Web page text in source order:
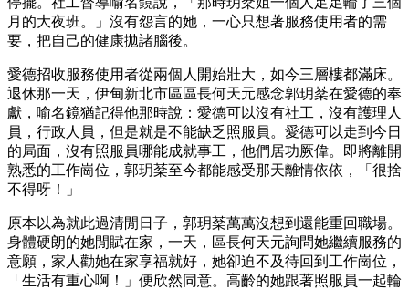
月的大夜班。」沒有怨言的她，一心只想著服務使用者的需
要，把自己的健康拋諸腦後。
愛德招收服務使用者從兩個人開始壯大，如今三層樓都滿床。
退休那一天，伊甸新北市區區長何天元感念郭玥棻在愛德的奉
獻，喻名鏡猶記得他那時說：愛德可以沒有社工，沒有護理人
員，行政人員，但是就是不能缺乏照服員。愛德可以走到今日
的局面，沒有照服員哪能成就事工，他們居功厥偉。即將離開
熟悉的工作崗位，郭玥棻至今都能感受那天離情依依，「很捨
不得呀！」
原本以為就此過清閒日子，郭玥棻萬萬沒想到還能重回職場。
身體硬朗的她閒賦在家，一天，區長何天元詢問她繼續服務的
意願，家人勸她在家享福就好，她卻迫不及待回到工作崗位，
「生活有重心啊！」便欣然同意。高齡的她跟著照服員一起輪